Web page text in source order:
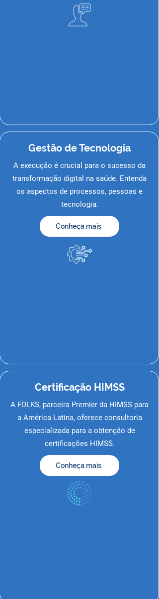
Gestão de Tecnologia
A execução é crucial para o sucesso da
transformação digital na saúde. Entenda
os aspectos de processos, pessoas e
tecnologia.
Conheça mais
Certificação HIMSS
A FOLKS, parceira Premier da HIMSS para
a América Latina, oferece consultoria
especializada para a obtenção de
certificações HIMSS.
Conheça mais